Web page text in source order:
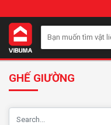
GHẾ GIƯỜNG